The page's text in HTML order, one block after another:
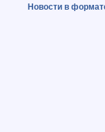
Новости в